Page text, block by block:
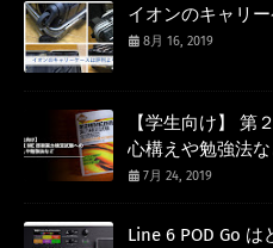
イオンのキャリ
8月 16, 2019
【学生向け】 第
心構えや勉強法
7月 24, 2019
Line 6 POD Go